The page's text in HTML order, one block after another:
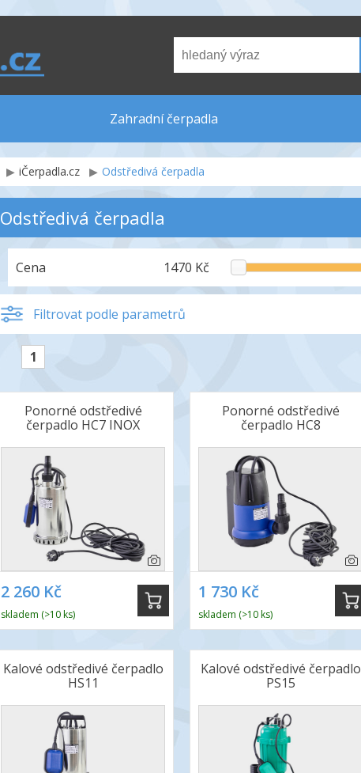
Zahradní čerpadla
iČerpadla.cz Odstředivá čerpadla
Odstředivá čerpadla
Cena 1470 Kč
Filtrovat podle parametrů
1
Ponorné odstředivé
čerpadlo HC7 INOX
2 260 Kč
skladem (>10 ks)
Ponorné odstředivé
čerpadlo HC8
1 730 Kč
skladem (>10 ks)
Kalové odstředivé čerpadlo
HS11
Kalové odstředivé čerpadlo
PS15